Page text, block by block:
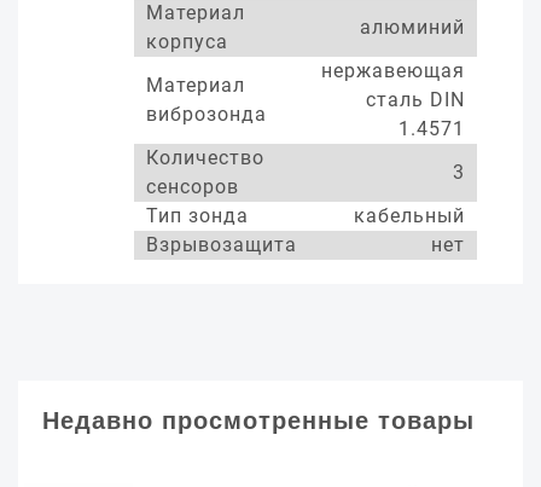
Материал
корпуса
алюминий
Материал
виброзонда
нержавеющая
сталь DIN
1.4571
Количество
сенсоров
3
Тип зонда
кабельный
Взрывозащита
нет
Недавно просмотренные товары